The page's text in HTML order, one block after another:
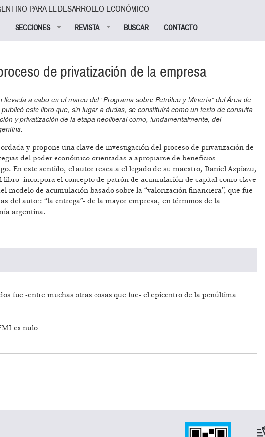
PARA EL DESARROLLO ECONÓMICO
SECCIONES REVISTA BUSCAR CONTACTO
de privatización de la empresa
a cabo en el marco del “Programa sobre Petróleo y Minería” del Área de
este libro que, sin lugar a dudas, se constituirá como un texto de consulta
y privatización de la etapa neoliberal como, fundamentalmente, del
y propone una clave de investigación del proceso de privatización de
del poder económico orientadas a apropiarse de beneficios
En este sentido, el autor rescata el legado de su maestro, Daniel Azpiazu,
incorpora el concepto de patrón de acumulación de capital como clave
modelo de acumulación basado sobre la “valorización financiera”, que fue
del autor: “la entrega”- de la mayor empresa, en términos de la
argentina.
fue -entre muchas otras cosas que fue- el epicentro de la penúltima
es nulo